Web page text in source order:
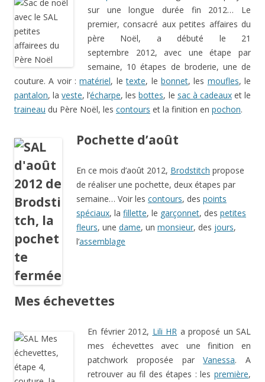
sur une longue durée fin 2012… Le
premier, consacré aux petites affaires du
père Noël, a débuté le 21
septembre 2012, avec une étape par
semaine, 10 étapes de broderie, une de
couture. A voir :matériel, letexte, le bonnet, les moufles, le
pantalon, laveste, l’écharpe, lesbottes, le sac à cadeauxet le
traineau du Père Noël, les contours et la finition en pochon.
Pochette d’août
En ce mois d’août 2012, Brodstitch propose
de réaliser une pochette, deux étapes par
semaine… Voir les contours, des points
spéciaux, la fillette, le garçonnet, des petites
fleurs, une dame, un monsieur, des jours,
l’assemblage
Mes échevettes
En février 2012, Lili HR a proposé un SAL
mes échevettes avec une finition en
patchwork proposée parVanessa. A
retrouver au fil des étapes : les première,